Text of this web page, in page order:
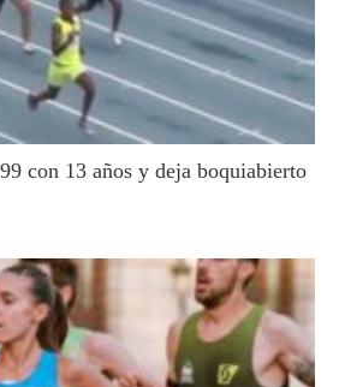
con 13 años y deja boquiabierto